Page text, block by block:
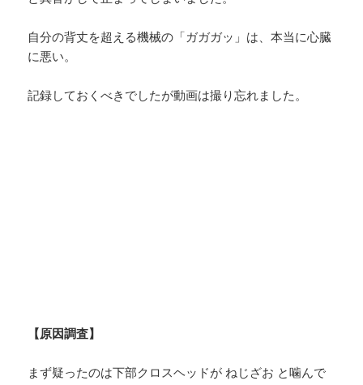
自分の背丈を超える機械の「ガガガッ」は、本当に心臓
に悪い。
記録しておくべきでしたが動画は撮り忘れました。
【原因調査】
まず疑ったのは下部クロスヘッドが ねじざお と噛んで